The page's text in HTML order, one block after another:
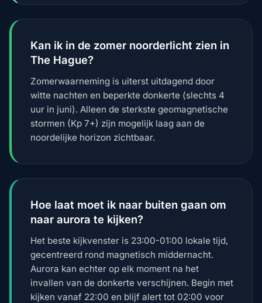
Kan ik in de zomer noorderlicht zien in
The Hague?
Zomerwaarneming is uiterst uitdagend door
witte nachten en beperkte donkerte (slechts 4
uur in juni). Alleen de sterkste geomagnetische
stormen (Kp 7+) zijn mogelijk laag aan de
noordelijke horizon zichtbaar.
Hoe laat moet ik naar buiten gaan om
naar aurora te kijken?
Het beste kijkvenster is 23:00-01:00 lokale tijd,
gecentreerd rond magnetisch middernacht.
Aurora kan echter op elk moment na het
invallen van de donkerte verschijnen. Begin met
kijken vanaf 22:00 en blijf alert tot 02:00 voor